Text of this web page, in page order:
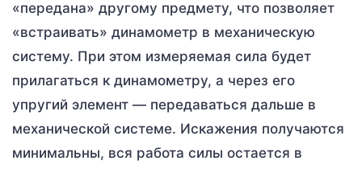
«передана» другому предмету, что позволяет
«встраивать» динамометр в механическую
систему. При этом измеряемая сила будет
прилагаться к динамометру, а через его
упругий элемент — передаваться дальше в
механической системе. Искажения получаются
минимальны, вся работа силы остается в